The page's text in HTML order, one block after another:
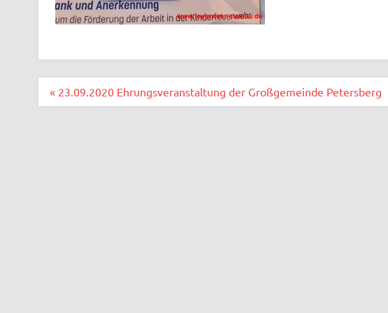
Beitragsnavigation
« 23.09.2020 Ehrungsveranstaltung der Großgemeinde Petersberg